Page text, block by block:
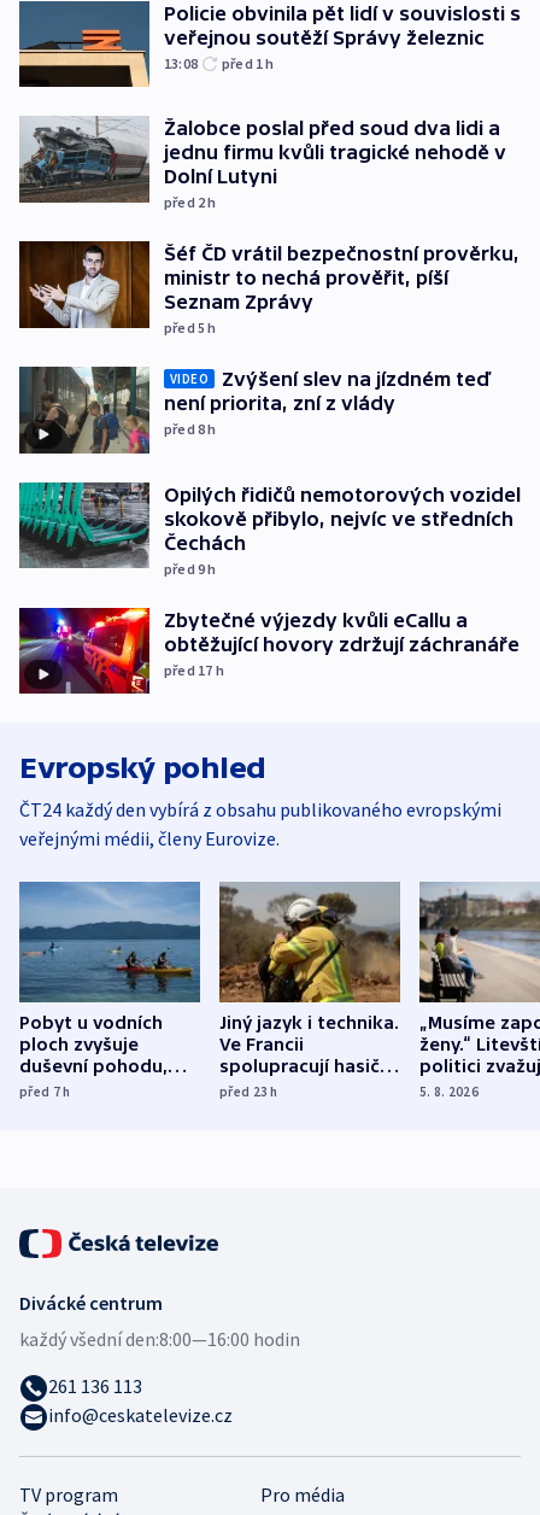
Policie obvinila pět lidí v souvislosti s
veřejnou soutěží Správy železnic
13:08 před 1h
Žalobce poslal před soud dva lidi a
jednu firmu kvůli tragické nehodě v
Dolní Lutyni
před 2h
Šéf ČD vrátil bezpečnostní prověrku,
ministr to nechá prověřit, píší
Seznam Zprávy
před 5h
VIDEO
Zvýšení slev na jízdném teď
není priorita, zní z vlády
před 8h
Opilých řidičů nemotorových vozidel
skokově přibylo, nejvíc ve středních
Čechách
před 9h
Zbytečné výjezdy kvůli eCallu a
obtěžující hovory zdržují záchranáře
před 17 h
Evropský pohled
ČT24 každý den vybírá z obsahu publikovaného evropskými
veřejnými médii, členy Eurovize.
Pobyt u vodních
ploch zvyšuje
duševní pohodu,
ukázala
před 7h
Jiný jazyk i technika.
Ve Francii
spolupracují hasiči z
různých zemí
před 23h
„Musíme
ženy.“
politici
dohodu o
5. 8. 2026
TV program
Pro média
Divácké centrum
každý všední den:8:00—16:00 hodin
261 136 113
info@ceskatelevize.cz